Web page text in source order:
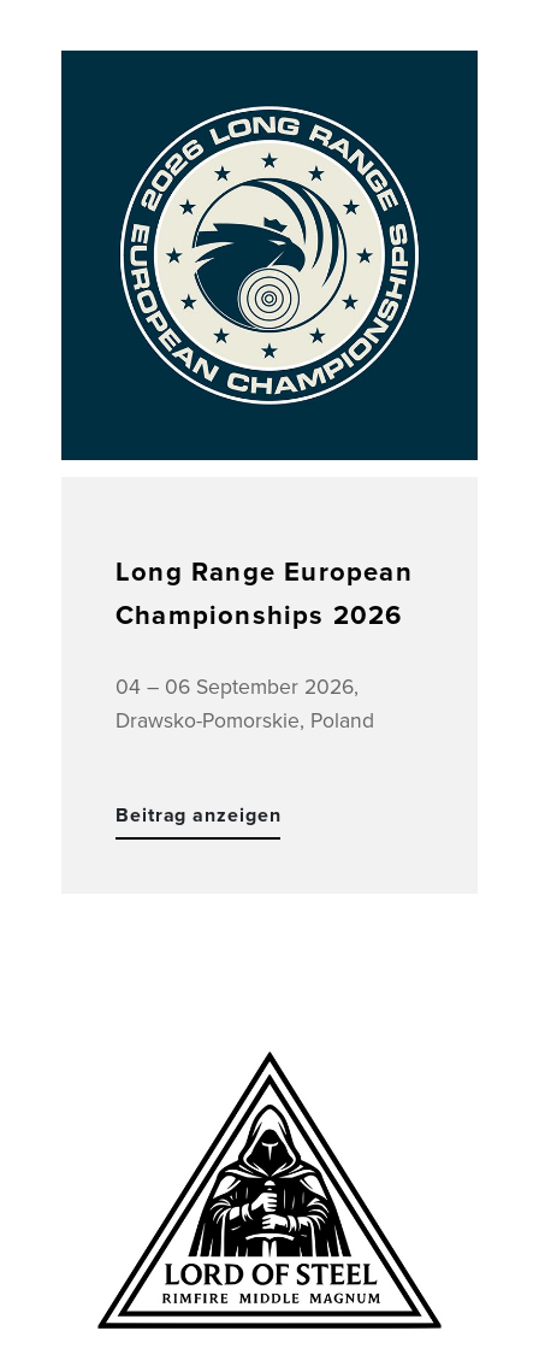
Long Range European
Championships 2026
04 – 06 September 2026,
Drawsko-Pomorskie, Poland
Beitrag anzeigen